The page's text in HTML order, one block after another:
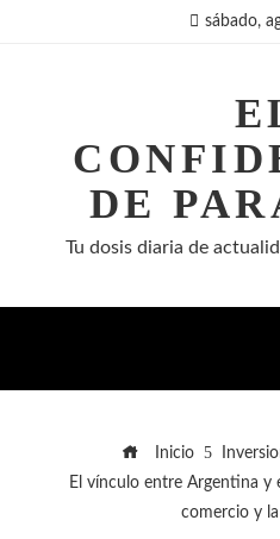
sábado,
DE
Tu dosis diaria de
Inicio
El vínculo entre Argentina y
comercio y